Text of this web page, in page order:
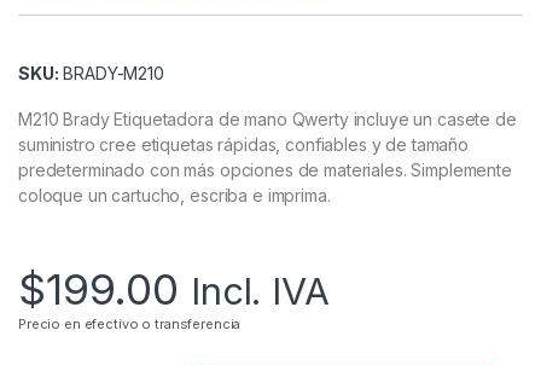
SKU: BRADY-M210
M210 Brady Etiquetadora de mano Qwerty incluye un casete de
suministro cree etiquetas rápidas, confiables y de tamaño
predeterminado con más opciones de materiales. Simplemente
coloque un cartucho, escriba e imprima.
$199.00 Incl. IVA
Precio en efectivo o transferencia